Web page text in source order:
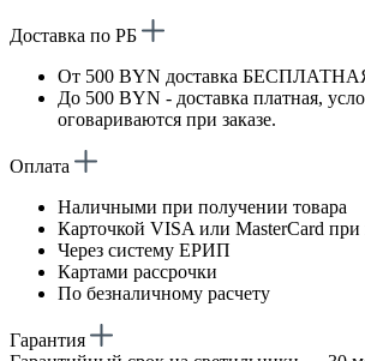
Доставка по РБ
От 500 BYN доставка
До 500 BYN - доставка платная,
оговариваются при заказе.
Оплата
Наличными при получении товара
Карточкой VISA или MasterCard при
Через систему ЕРИП
Картами рассрочки
По безналичному расчету
Гарантия